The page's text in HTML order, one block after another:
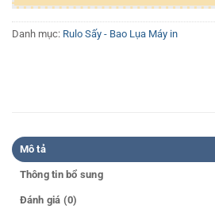
Danh mục: Rulo Sấy - Bao Lụa Máy in
Mô tả
Thông tin bổ sung
Đánh giá (0)